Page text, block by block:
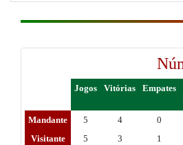
Jogos Vitórias Empates
Mandante 5 4 0
Visitante
5 3 1